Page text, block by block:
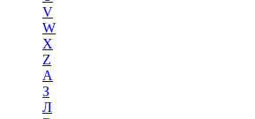
V
W
X
Z
А
З
Л